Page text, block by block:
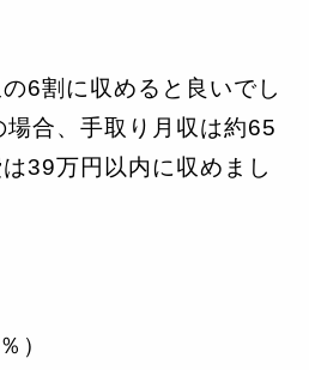
6割に収めると良いでし
場合、手取り月収は約65
39万円以内に収めまし
）